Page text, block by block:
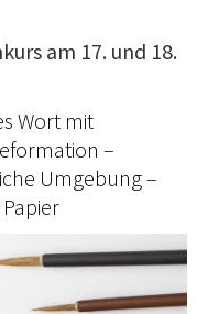
am 17. und 18.
Wort mit
–
Umgebung –